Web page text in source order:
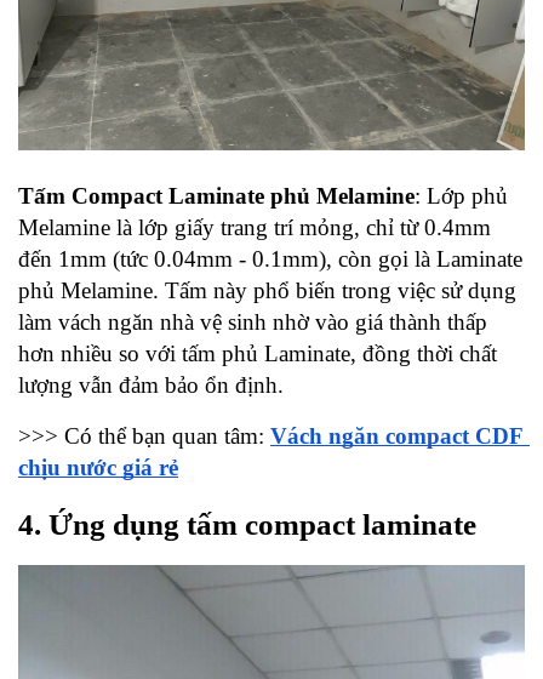
Tấm Compact Laminate phủ Melamine: Lớp phủ
Melamine là lớp giấy trang trí mỏng, chỉ từ 0.4mm
đến 1mm (tức 0.04mm - 0.1mm), còn gọi là Laminate
phủ Melamine. Tấm này phổ biến trong việc sử dụng
làm vách ngăn nhà vệ sinh nhờ vào giá thành thấp
hơn nhiều so với tấm phủ Laminate, đồng thời chất
lượng vẫn đảm bảo ổn định.
>>> Có thể bạn quan tâm: Vách ngăn compact CDF
chịu nước giá rẻ
4. Ứng dụng tấm compact laminate